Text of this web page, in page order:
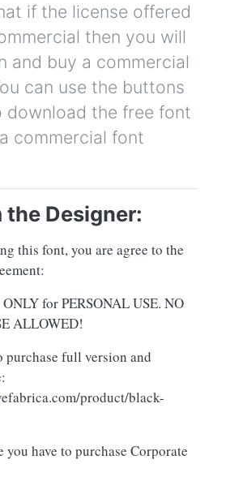
if the license offered
then you will
and buy a commercial
can use the buttons
the free font
commercial font
the Designer:
this font, you are agree to the
for PERSONAL USE. NO
ALLOWED!
purchase full version and
product/black-
you have to purchase Corporate